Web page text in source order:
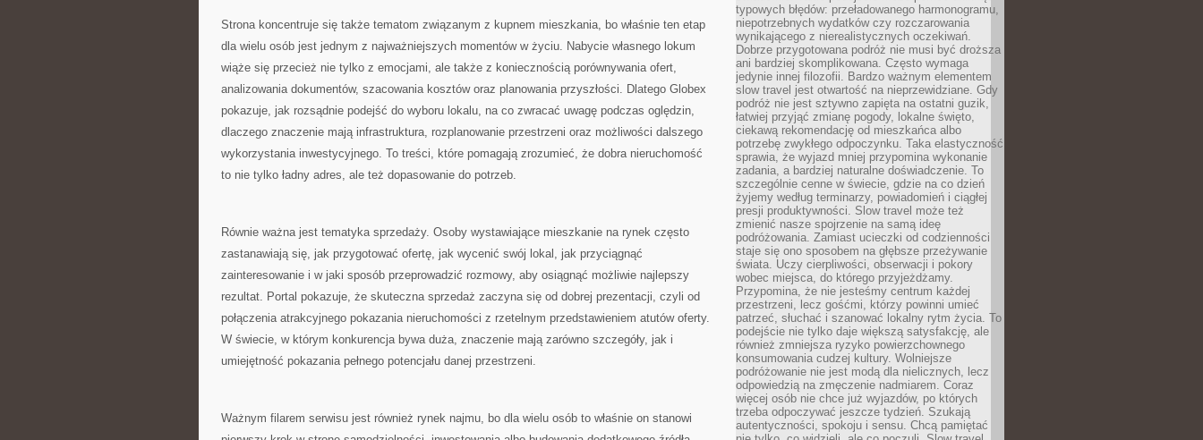
Strona koncentruje się także tematom związanym z kupnem mieszkania, bo właśnie ten etap
dla wielu osób jest jednym z najważniejszych momentów w życiu. Nabycie własnego lokum
wiąże się przecież nie tylko z emocjami, ale także z koniecznością porównywania ofert,
analizowania dokumentów, szacowania kosztów oraz planowania przyszłości. Dlatego Globex
pokazuje, jak rozsądnie podejść do wyboru lokalu, na co zwracać uwagę podczas oględzin,
dlaczego znaczenie mają infrastruktura, rozplanowanie przestrzeni oraz możliwości dalszego
wykorzystania inwestycyjnego. To treści, które pomagają zrozumieć, że dobra nieruchomość
to nie tylko ładny adres, ale też dopasowanie do potrzeb.
Równie ważna jest tematyka sprzedaży. Osoby wystawiające mieszkanie na rynek często
zastanawiają się, jak przygotować ofertę, jak wycenić swój lokal, jak przyciągnąć
zainteresowanie i w jaki sposób przeprowadzić rozmowy, aby osiągnąć możliwie najlepszy
rezultat. Portal pokazuje, że skuteczna sprzedaż zaczyna się od dobrej prezentacji, czyli od
połączenia atrakcyjnego pokazania nieruchomości z rzetelnym przedstawieniem atutów oferty.
W świecie, w którym konkurencja bywa duża, znaczenie mają zarówno szczegóły, jak i
umiejętność pokazania pełnego potencjału danej przestrzeni.
Ważnym filarem serwisu jest również rynek najmu, bo dla wielu osób to właśnie on stanowi
typowych błędów: przeładowanego harmonogramu,
niepotrzebnych wydatków czy rozczarowania
wynikającego z nierealistycznych oczekiwań.
Dobrze przygotowana podróż nie musi być droższa
ani bardziej skomplikowana. Często wymaga
jedynie innej filozofii. Bardzo ważnym elementem
slow travel jest otwartość na nieprzewidziane. Gdy
podróż nie jest sztywno zapięta na ostatni guzik,
łatwiej przyjąć zmianę pogody, lokalne święto,
ciekawą rekomendację od mieszkańca albo
potrzebę zwykłego odpoczynku. Taka elastyczność
sprawia, że wyjazd mniej przypomina wykonanie
zadania, a bardziej naturalne doświadczenie. To
szczególnie cenne w świecie, gdzie na co dzień
żyjemy według terminarzy, powiadomień i ciągłej
presji produktywności. Slow travel może też
zmienić nasze spojrzenie na samą ideę
podróżowania. Zamiast ucieczki od codzienności
staje się ono sposobem na głębsze przeżywanie
świata. Uczy cierpliwości, obserwacji i pokory
wobec miejsca, do którego przyjeżdżamy.
Przypomina, że nie jesteśmy centrum każdej
przestrzeni, lecz gośćmi, którzy powinni umieć
patrzeć, słuchać i szanować lokalny rytm życia. To
podejście nie tylko daje większą satysfakcję, ale
również zmniejsza ryzyko powierzchownego
konsumowania cudzej kultury. Wolniejsze
podróżowanie nie jest modą dla nielicznych, lecz
odpowiedzią na zmęczenie nadmiarem. Coraz
więcej osób nie chce już wyjazdów, po których
trzeba odpoczywać jeszcze tydzień. Szukają
autentyczności, spokoju i sensu. Chcą pamiętać